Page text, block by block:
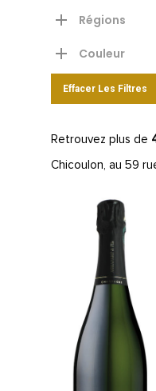
Régions
Couleur
Effacer Les Filtres
Retrouvez plus de
Chicoulon, au 59